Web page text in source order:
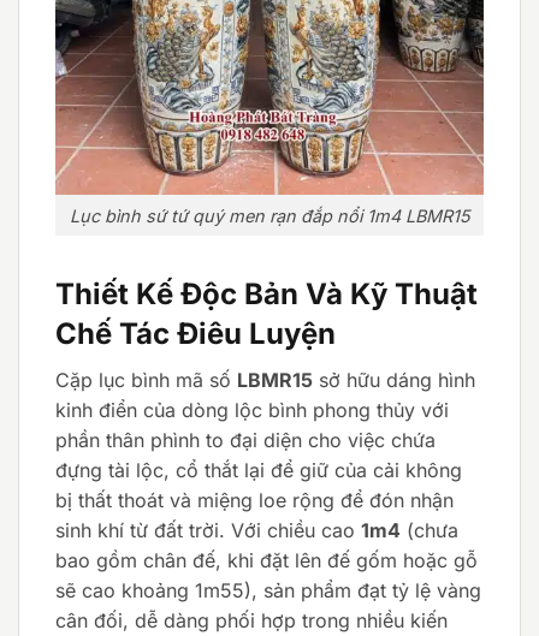
Lục bình sứ tứ quý men rạn đắp nổi 1m4 LBMR15
Thiết Kế Độc Bản Và Kỹ Thuật
Chế Tác Điêu Luyện
Cặp lục bình mã số LBMR15 sở hữu dáng hình
kinh điển của dòng lộc bình phong thủy với
phần thân phình to đại diện cho việc chứa
đựng tài lộc, cổ thắt lại để giữ của cải không
bị thất thoát và miệng loe rộng để đón nhận
sinh khí từ đất trời. Với chiều cao 1m4 (chưa
bao gồm chân đế, khi đặt lên đế gốm hoặc gỗ
sẽ cao khoảng 1m55), sản phẩm đạt tỷ lệ vàng
cân đối, dễ dàng phối hợp trong nhiều kiến